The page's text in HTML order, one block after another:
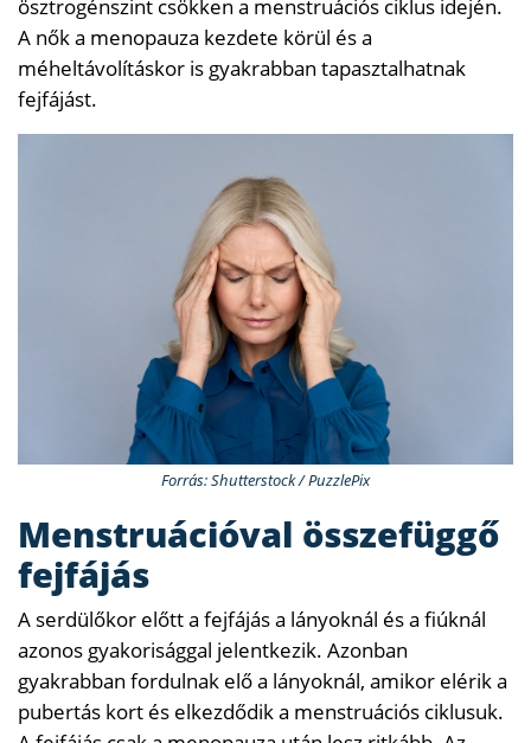
ösztrogénszint csökken a menstruációs ciklus idején.
A nők a menopauza kezdete körül és a
méheltávolításkor is gyakrabban tapasztalhatnak
fejfájást.
Forrás: Shutterstock / PuzzlePix
Menstruációval összefüggő
fejfájás
A serdülőkor előtt a fejfájás a lányoknál és a fiúknál
azonos gyakorisággal jelentkezik. Azonban
gyakrabban fordulnak elő a lányoknál, amikor elérik a
pubertás kort és elkezdődik a menstruációs ciklusuk.